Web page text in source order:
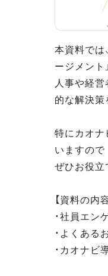
本資料では
ージメント
人事や経
的な解決策
特にカオ
いますので
ぜひお役立
【資料の内
・社員エン
・よくある
・カオナ